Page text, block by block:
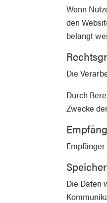
Wenn
den
belangt
Die
Durch
Zwecke
Die Daten